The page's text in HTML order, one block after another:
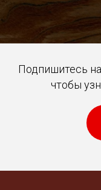
Подпишитесь
чтобы